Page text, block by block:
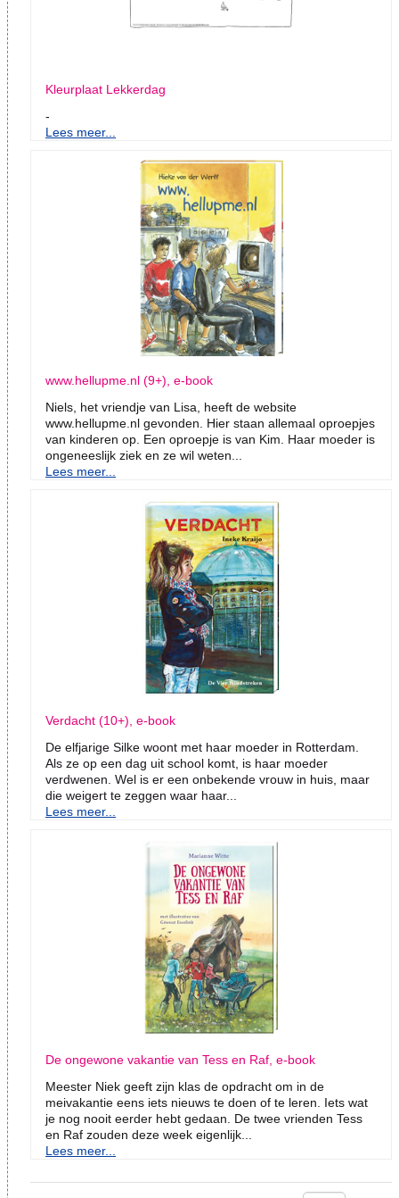
Kleurplaat Lekkerdag
-
Lees meer...
www.hellupme.nl (9+), e-book
Niels, het vriendje van Lisa, heeft de website
www.hellupme.nl gevonden. Hier staan allemaal oproepjes
van kinderen op. Een oproepje is van Kim. Haar moeder is
ongeneeslijk ziek en ze wil weten...
Lees meer...
Verdacht (10+), e-book
De elfjarige Silke woont met haar moeder in Rotterdam.
Als ze op een dag uit school komt, is haar moeder
verdwenen. Wel is er een onbekende vrouw in huis, maar
die weigert te zeggen waar haar...
Lees meer...
De ongewone vakantie van Tess en Raf, e-book
Meester Niek geeft zijn klas de opdracht om in de
meivakantie eens iets nieuws te doen of te leren. Iets wat
je nog nooit eerder hebt gedaan. De twee vrienden Tess
en Raf zouden deze week eigenlijk...
Lees meer...